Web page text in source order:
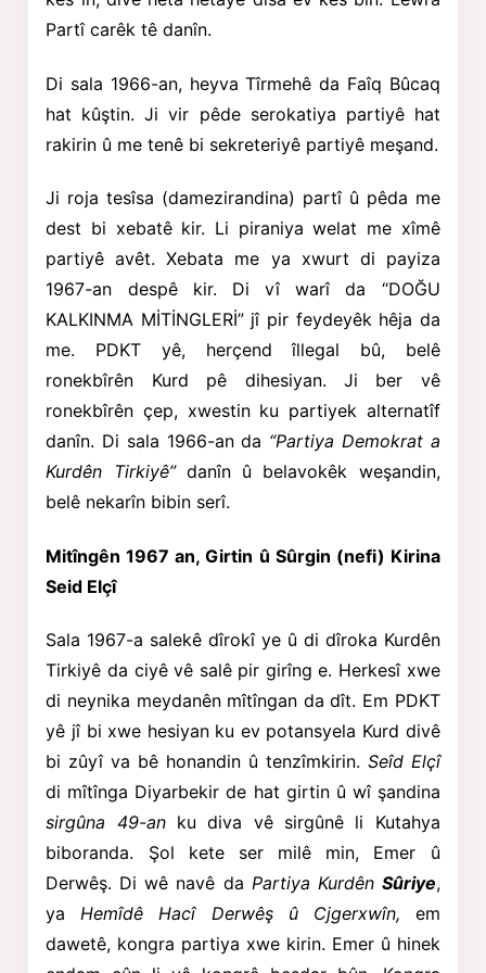
Partî carêk tê danîn.
Di sala 1966-an, heyva Tîrmehê da Faîq Bûcaq
hat kûştin. Ji vir pêde serokatiya partiyê hat
rakirin û me tenê bi sekreteriyê partiyê meşand.
Ji roja tesîsa (damezirandina) partî û pêda me
dest bi xebatê kir. Li piraniya welat me xîmê
partiyê avêt. Xebata me ya xwurt di payiza
1967-an despê kir. Di vî warî da “DOĞU
KALKINMA MİTİNGLERİ” jî pir feydeyêk hêja da
me. PDKT yê, herçend îllegal bû, belê
ronekbîrên Kurd pê dihesiyan. Ji ber vê
ronekbîrên çep, xwestin ku partiyek alternatîf
danîn. Di sala 1966-an da “Partiya Demokrat a
Kurdên Tirkiyê” danîn û belavokêk weşandin,
belê nekarîn bibin serî.
Mitîngên 1967 an, Girtin û Sûrgin (nefi) Kirina
Seid Elçî
Sala 1967-a salekê dîrokî ye û di dîroka Kurdên
Tirkiyê da ciyê vê salê pir girîng e. Herkesî xwe
di neynika meydanên mîtîngan da dît. Em PDKT
yê jî bi xwe hesiyan ku ev potansyela Kurd divê
bi zûyî va bê honandin û tenzîmkirin. Seîd Elçî
di mîtînga Diyarbekir de hat girtin û wî şandina
sirgûna 49-anku diva vê sirgûnê li Kutahya
biboranda. Şol kete ser milê min, Emer û
Derwêş. Di wê navê da Partiya Kurdên Sûriye,
yaHemîdê Hacî Derwêş û Cjgerxwîn, em
dawetê, kongra partiya xwe kirin. Emer û hinek